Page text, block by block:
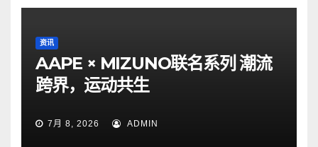
资讯
AAPE × MIZUNO联名系列 潮流
跨界，运动共生
7月 8, 2026 ADMIN